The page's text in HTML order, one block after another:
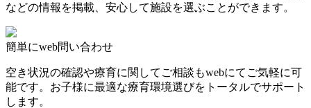
などの情報を掲載、安心して施設を選ぶことができます。
簡単にweb問い合わせ
空き状況の確認や療育に関してご相談もwebにてご気軽に可
能です。お子様に最適な療育環境選びをトータルでサポート
します。